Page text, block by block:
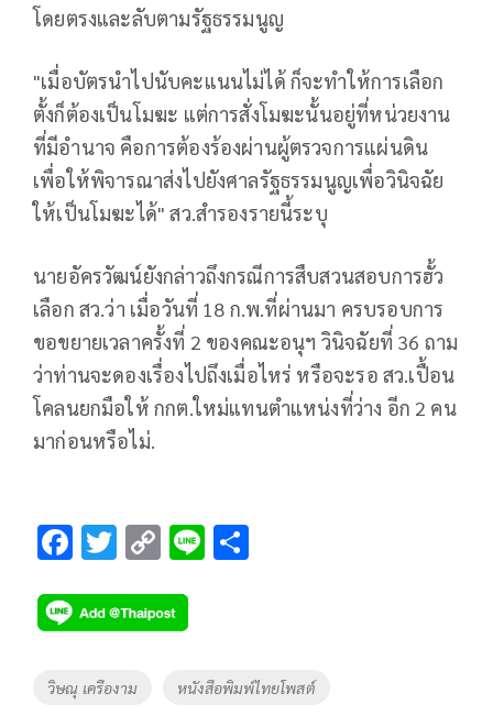
โดยตรงและลับตามรัฐธรรมนูญ
"เมื่อบัตรนำไปนับคะแนนไม่ได้ ก็จะทำให้การเลือก
ตั้งก็ต้องเป็นโมฆะ แต่การสั่งโมฆะนั้นอยู่ที่หน่วยงาน
ที่มีอำนาจ คือการต้องร้องผ่านผู้ตรวจการแผ่นดิน
เพื่อให้พิจารณาส่งไปยังศาลรัฐธรรมนูญเพื่อวินิจฉัย
ให้เป็นโมฆะได้" สว.สำรองรายนี้ระบุ
นายอัครวัฒน์ยังกล่าวถึงกรณีการสืบสวนสอบการฮั้ว
เลือก สว.ว่า เมื่อวันที่ 18 ก.พ.ที่ผ่านมา ครบรอบการ
ขอขยายเวลาครั้งที่ 2 ของคณะอนุฯ วินิจฉัยที่ 36 ถาม
ว่าท่านจะดองเรื่องไปถึงเมื่อไหร่ หรือจะรอ สว.เปื้อน
โคลนยกมือให้ กกต.ใหม่แทนตำแหน่งที่ว่าง อีก 2 คน
มาก่อนหรือไม่.
F
e
b
o
T
tt
er
C
p
y
Li
Li
Tags
วิษณุ เครืองาม หนังสือพิมพ์ไทยโพสต์